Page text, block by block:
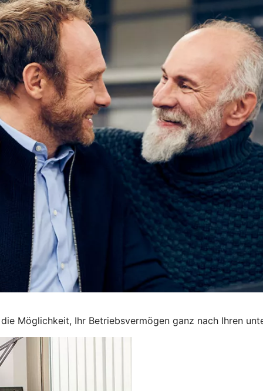
Möglichkeit, Ihr Betriebsvermögen ganz nach Ihren